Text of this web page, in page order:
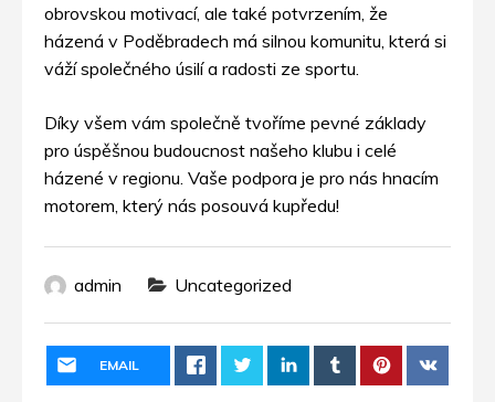
obrovskou motivací, ale také potvrzením, že
házená v Poděbradech má silnou komunitu, která si
váží společného úsilí a radosti ze sportu.
Díky všem vám společně tvoříme pevné základy
pro úspěšnou budoucnost našeho klubu i celé
házené v regionu. Vaše podpora je pro nás hnacím
motorem, který nás posouvá kupředu!
admin Uncategorized
EMAIL